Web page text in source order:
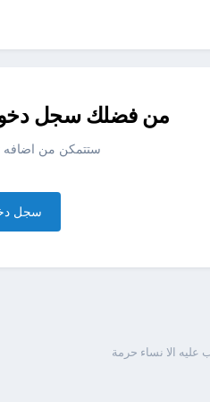
من فضلك سجل دخول
ستتمكن من اضافه
سجل
عليه الا نساء حرمة